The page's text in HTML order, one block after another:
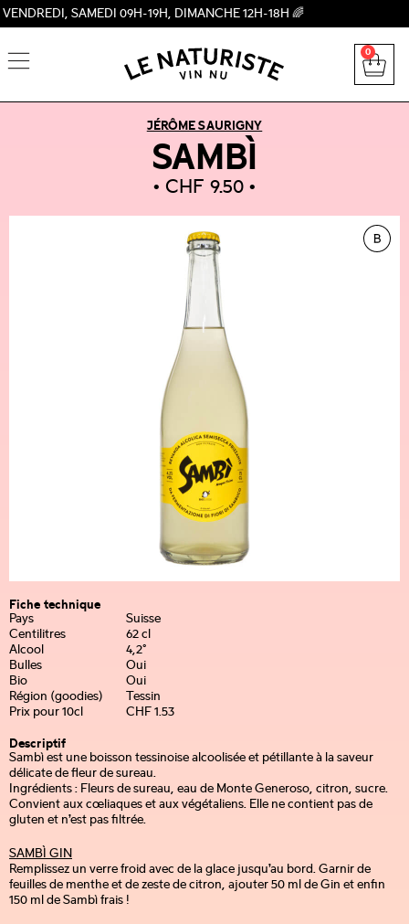
SAMEDI 09H-19H, DIMANCHE 12H-18H 🌈
0
JÉRÔME SAURIGNY
SAMBÌ
CHF 9.50
Fiche technique
Pays
Suisse
Centilitres
62 cl
Alcool
4,2°
Bulles
Oui
Bio
Oui
Région (goodies)
Tessin
Prix pour 10cl
CHF 1.53
Descriptif
Sambì est une boisson tessinoise alcoolisée et pétillante à la saveur
délicate de fleur de sureau.
Ingrédients : Fleurs de sureau, eau de Monte Generoso, citron, sucre.
Convient aux cœliaques et aux végétaliens. Elle ne contient pas de
gluten et n’est pas filtrée.
SAMBÌ GIN
Remplissez un verre froid avec de la glace jusqu’au bord. Garnir de
feuilles de menthe et de zeste de citron, ajouter 50 ml de Gin et enfin
150 ml de Sambì frais !